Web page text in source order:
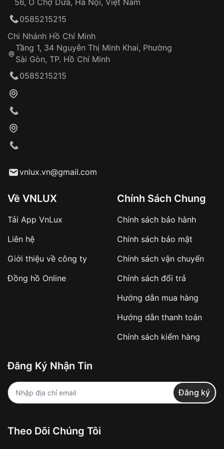
Khách hàng kiểm tra và thanh toán trực tiếp
Từ khóa SEO:
sản phẩm đặc biệt
hàng
Số tiền còn lại thanh toán khi nhận hàng hoặc
✔️ Đảm bảo xử lý đơn hàng nhanh chóng
✔️ Hạn chế tình trạng hủy đơn không mong
Từ khóa SEO:
Khách hàng được
thanh toán
Đảm bảo quyền lợi khách hàng
Đồng hành cùng khách hàng trong suốt quá
trình sử dụng
56, Ô Chợ Dừa, Hà Nội, Việt Nam
0585215215
Chi Nhánh Hồ Chí Minh
Tầng 1, 34 Nguyễn Thị Minh Khai, Phường
Sài Gòn, TP. Hồ Chí Minh
0585215215
vnlux.vn@gmail.com
Về VNLUX
Tải App VnLux
Liên hệ
Giới thiệu về công ty
Đồng hồ Online
Chính Sách Chung
Chính sách bảo hành
Chính sách bảo mật
Chính sách vận chuyển
Chính sách đổi trả
Hướng dẫn mua hàng
Hướng dẫn thanh toán
Chính sách kiểm hàng
Đăng Ký Nhận Tin
Đăng ký
Theo Dõi Chúng Tôi